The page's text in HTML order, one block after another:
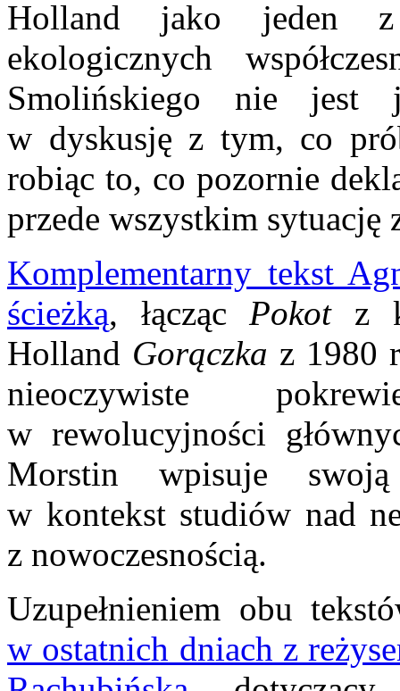
Holland jako jeden z
ekologicznych
Smolińskiego nie jest
w dyskusję z tym, co
robiąc to, co pozornie
przede wszystkim sytuację
Komplementarny tekst
ścieżką, łączącPokot z
Holland Gorączka z 1980
nieoczywiste
w rewolucyjności
Morstin wpisuje
w kontekst studiów nad
z nowoczesnością.
Uzupełnieniem obu
w ostatnich dniach z